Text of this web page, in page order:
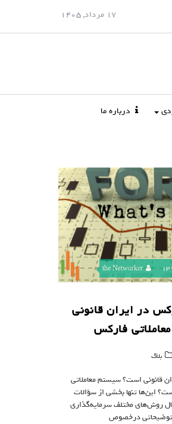
17 مرداد, 1405
درباره ما
the Networker
در ایران قانونی
فارکس
بلاگ
قانونی است؟ سیستم معاملاتی
این‌ها تنها بخشی از سؤالات
روش‌های مختلف سرمایه‌گذاری
درخصوص